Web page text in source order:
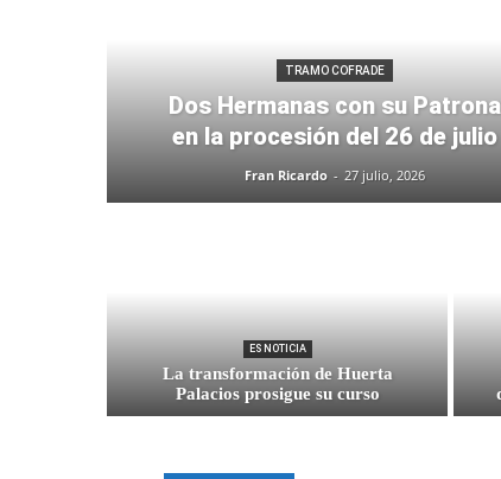
TRAMO COFRADE
Dos Hermanas con su Patrona
en la procesión del 26 de julio
Fran Ricardo - 27 julio, 2026
ES NOTICIA
La transformación de Huerta
Palacios prosigue su curso